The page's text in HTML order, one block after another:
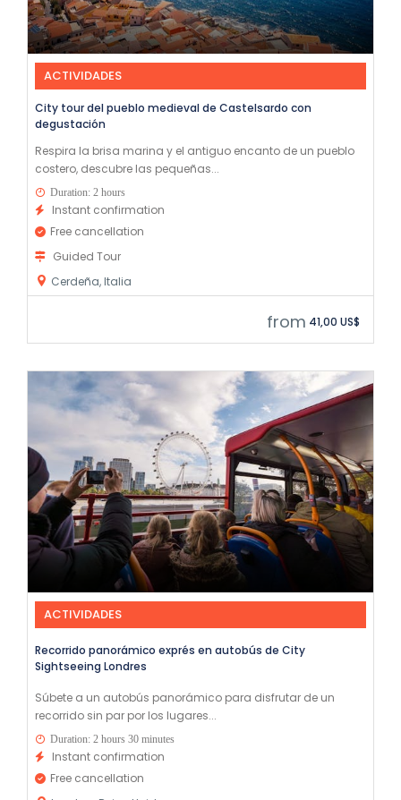
ACTIVIDADES
City tour del pueblo medieval de Castelsardo con
degustación
Respira la brisa marina y el antiguo encanto de un pueblo
costero, descubre las pequeñas...
Duration: 2 hours
Instant confirmation
Free cancellation
Guided Tour
Cerdeña, Italia
from 41,00 US$
ACTIVIDADES
Recorrido panorámico exprés en autobús de City
Sightseeing Londres
Súbete a un autobús panorámico para disfrutar de un
recorrido sin par por los lugares...
Duration: 2 hours 30 minutes
Instant confirmation
Free cancellation